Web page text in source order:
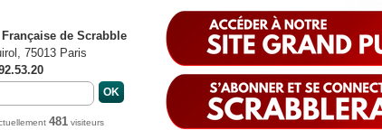
de Scrabble
75013 Paris
481 visiteurs